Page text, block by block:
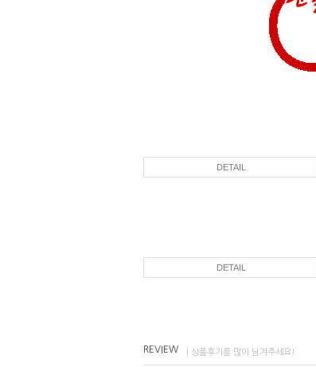
DETAIL
DETAIL
REVIEW | 상품후기를 많이 남겨주세요!